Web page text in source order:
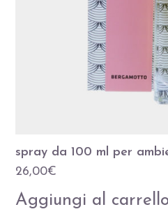
spray da 100 ml per
26,00€
Aggiungi al